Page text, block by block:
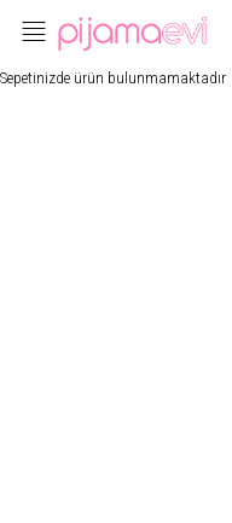
Sepetinizde ürün bulunmamaktadır